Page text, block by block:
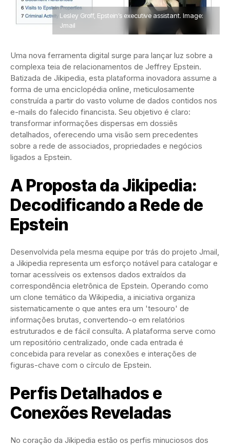
Lesley Groff, Epstein’s executive assistant. Image:
Jmail
Uma nova ferramenta digital surge para lançar luz sobre a
complexa teia de relacionamentos de Jeffrey Epstein.
Batizada de Jikipedia, esta plataforma inovadora assume a
forma de uma enciclopédia online, meticulosamente
construída a partir do vasto volume de dados contidos nos
e-mails do falecido financista. Seu objetivo é claro:
transformar informações dispersas em dossiês
detalhados, oferecendo uma visão sem precedentes
sobre a rede de associados, propriedades e negócios
ligados a Epstein.
A Proposta da Jikipedia:
Decodificando a Rede de
Epstein
Desenvolvida pela mesma equipe por trás do projeto Jmail,
a Jikipedia representa um esforço notável para catalogar e
tornar acessíveis os extensos dados extraídos da
correspondência eletrônica de Epstein. Operando como
um clone temático da Wikipedia, a iniciativa organiza
sistematicamente o que antes era um 'tesouro' de
informações brutas, convertendo-o em relatórios
estruturados e de fácil consulta. A plataforma serve como
um repositório centralizado, onde cada entrada é
concebida para revelar as conexões e interações de
figuras-chave com o círculo de Epstein.
Perfis Detalhados e
Conexões Reveladas
No coração da Jikipedia estão os perfis minuciosos dos